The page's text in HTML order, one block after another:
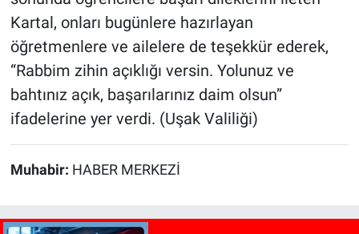
Kartal, onları bugünlere hazırlayan
öğretmenlere ve ailelere de teşekkür ederek,
“Rabbim zihin açıklığı versin. Yolunuz ve
bahtınız açık, başarılarınız daim olsun”
ifadelerine yer verdi. (Uşak Valiliği)
Muhabir: HABER MERKEZİ